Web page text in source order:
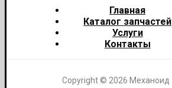
Главная
Каталог запчастей
Услуги
Контакты
Copyright © 2026 Механоид